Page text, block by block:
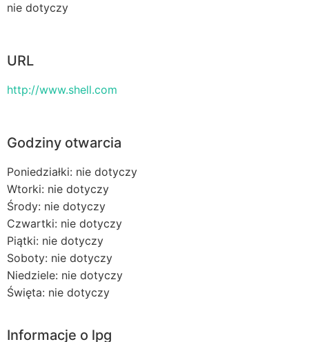
nie dotyczy
URL
http://www.shell.com
Godziny otwarcia
Poniedziałki: nie dotyczy
Wtorki: nie dotyczy
Środy: nie dotyczy
Czwartki: nie dotyczy
Piątki: nie dotyczy
Soboty: nie dotyczy
Niedziele: nie dotyczy
Święta: nie dotyczy
Informacje o lpg